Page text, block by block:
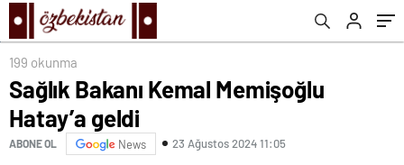
199 okunma
Sağlık Bakanı Kemal Memişoğlu
Hatay’a geldi
ABONE OL News 23 Ağustos 2024 11:05